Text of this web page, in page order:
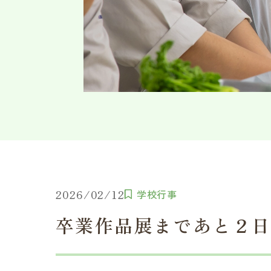
2026/02/12 学校行事
卒業作品展まであと２日